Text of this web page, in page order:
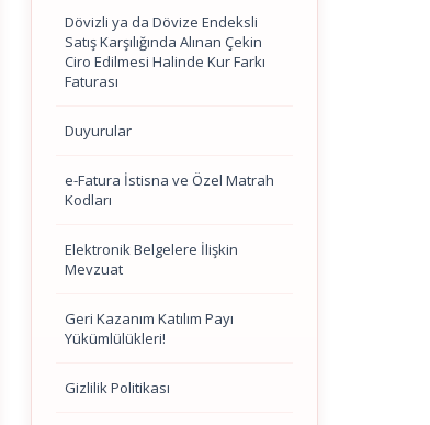
Dövizli ya da Dövize Endeksli
Satış Karşılığında Alınan Çekin
Ciro Edilmesi Halinde Kur Farkı
Faturası
Duyurular
e-Fatura İstisna ve Özel Matrah
Kodları
Elektronik Belgelere İlişkin
Mevzuat
Geri Kazanım Katılım Payı
Yükümlülükleri!
Gizlilik Politikası